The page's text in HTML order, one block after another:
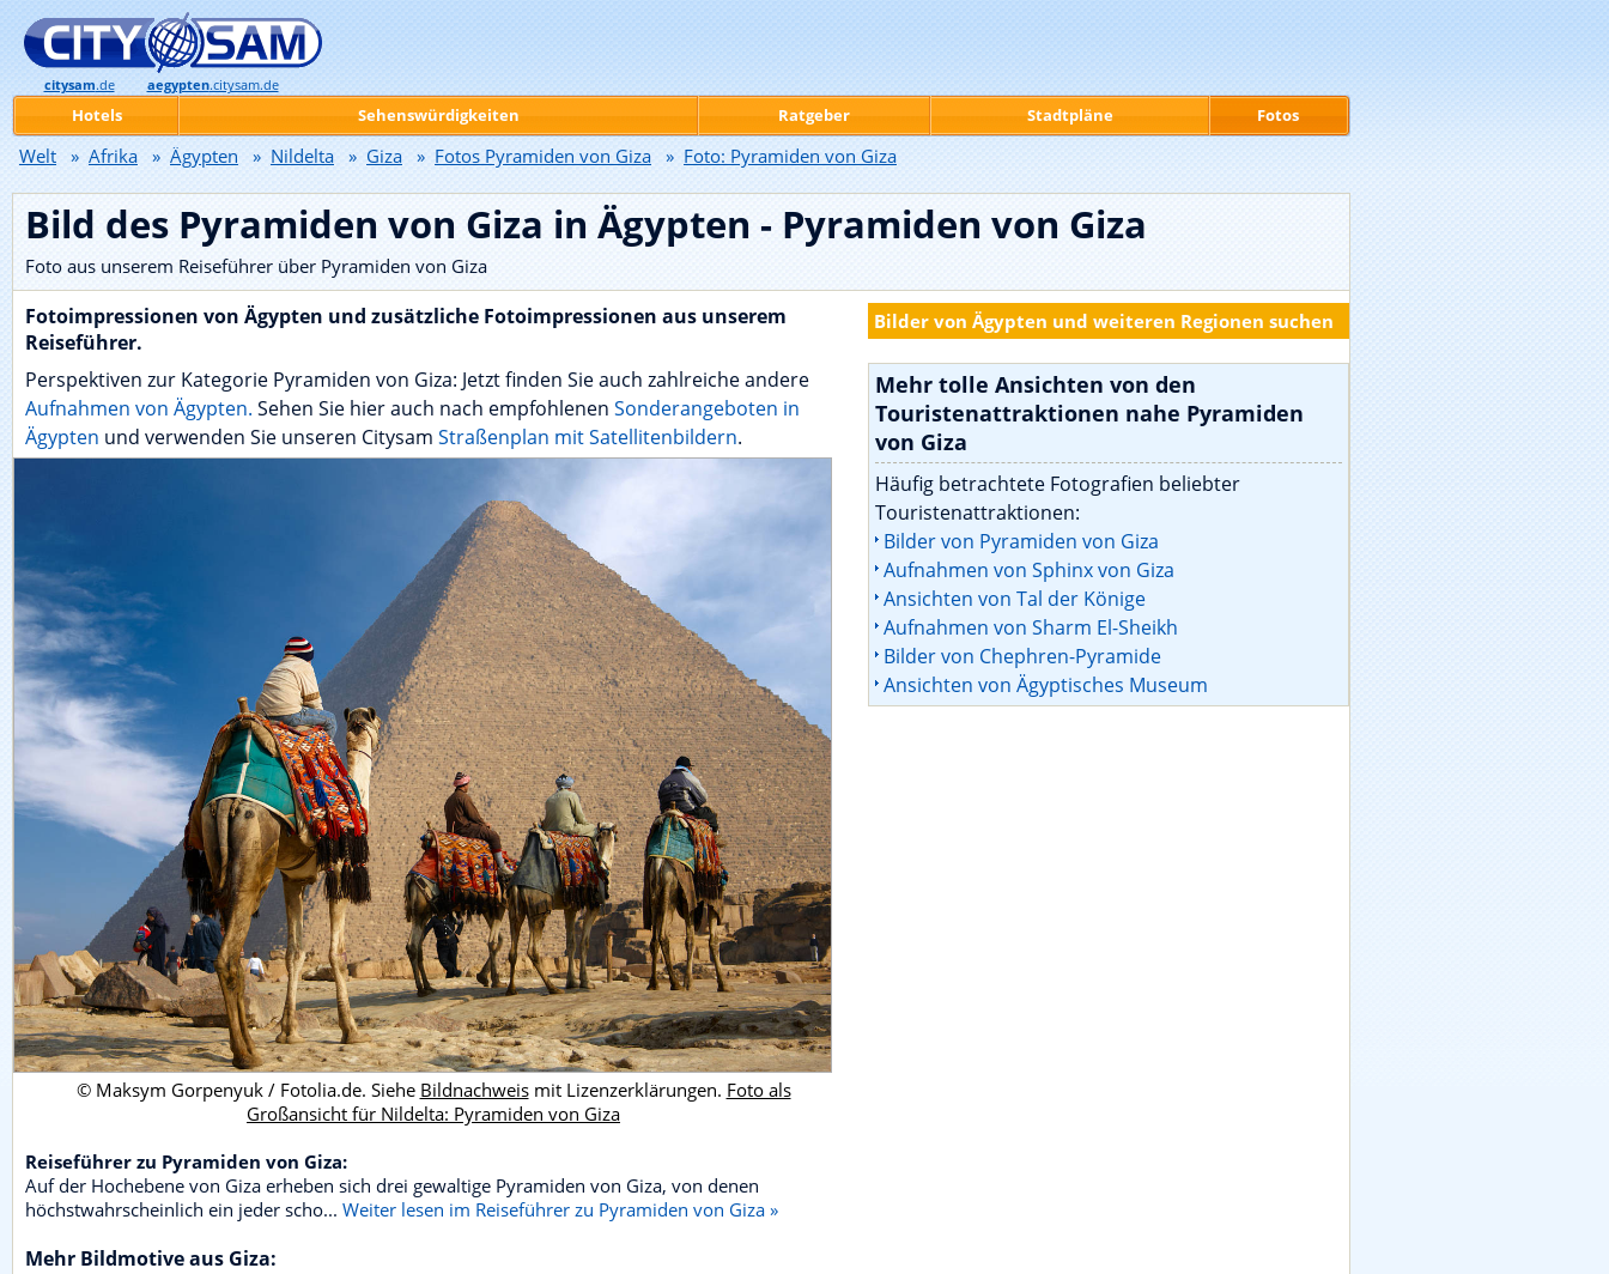
Bild des Pyramiden von Giza in Ägypten - Pyramiden von Giza
Foto aus unserem Reiseführer über Pyramiden von Giza
Fotoimpressionen von Ägypten und zusätzliche Fotoimpressionen aus unserem
Reiseführer.
Perspektiven zur Kategorie Pyramiden von Giza: Jetzt finden Sie auch zahlreiche andere
Aufnahmen von Ägypten. Sehen Sie hier auch nach empfohlenen Sonderangeboten in
Ägypten und verwenden Sie unseren Citysam Straßenplan mit Satellitenbildern.
© Maksym Gorpenyuk / Fotolia.de. Siehe Bildnachweismit Lizenzerklärungen. Foto als
Großansicht für Nildelta: Pyramiden von Giza
Reiseführer zu Pyramiden von Giza:
Auf der Hochebene von Giza erheben sich drei gewaltige Pyramiden von Giza, von denen
höchstwahrscheinlich ein jeder scho... Weiter lesen im Reiseführer zu Pyramiden von Giza »
Mehr Bildmotive aus Giza:
Bilder von Ägypten und weiteren Regionen suchen
Mehr tolle Ansichten von den
Touristenattraktionen nahe Pyramiden
von Giza
Häufig betrachtete Fotografien beliebter
Touristenattraktionen:
Bilder von Pyramiden von Giza
Aufnahmen von Sphinx von Giza
Ansichten von Tal der Könige
Aufnahmen von Sharm El-Sheikh
Bilder von Chephren-Pyramide
Ansichten von Ägyptisches Museum
citysam.de aegypten.citysam.de
Hotels Sehenswürdigkeiten Ratgeber Stadtpläne Fotos
Welt » Afrika » Ägypten » Nildelta » Giza » Fotos Pyramiden von Giza » Foto: Pyramiden von Giza